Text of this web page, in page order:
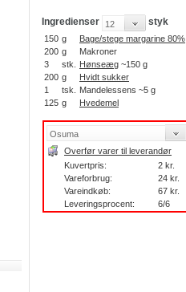
Ingredienser styk
150 g
Bage/stege margarine 80%
200 g
Makroner
3
stk. Hønseæg ~150 g
200 g
Hvidt sukker
1
tsk.
Mandelessens ~5 g
125 g Hvedemel
Overfør varer til leverandør
Kuvertpris:
2 kr.
Vareforbrug:
24 kr.
Vareindkøb:
67 kr.
Leveringsprocent:
6/6